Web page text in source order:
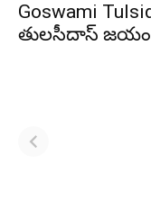
Goswami
తులసీదాస్
పితృదేవతల